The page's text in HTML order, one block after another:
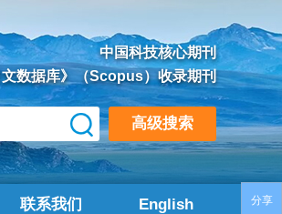
中国科技核心期刊
数据库》（Scopus）收录期刊
高级搜索
联系我们 English 分享